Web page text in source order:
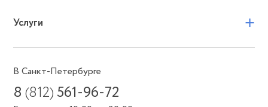
Услуги +
В Санкт-Петербурге
8(812) 561-96-72